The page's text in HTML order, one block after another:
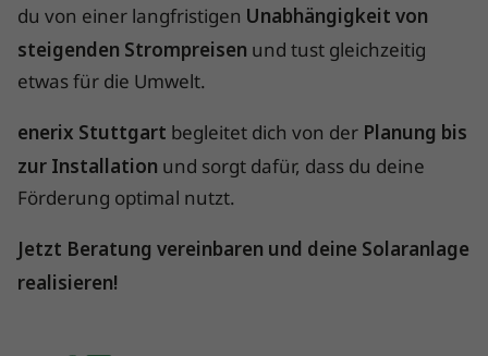
du von einer langfristigen Unabhängigkeit von
steigenden Strompreisen und tust gleichzeitig
etwas für die Umwelt.
enerix Stuttgart begleitet dich von der Planung bis
zur Installation und sorgt dafür, dass du deine
Förderung optimal nutzt.
Jetzt Beratung vereinbaren und deine Solaranlage
realisieren!